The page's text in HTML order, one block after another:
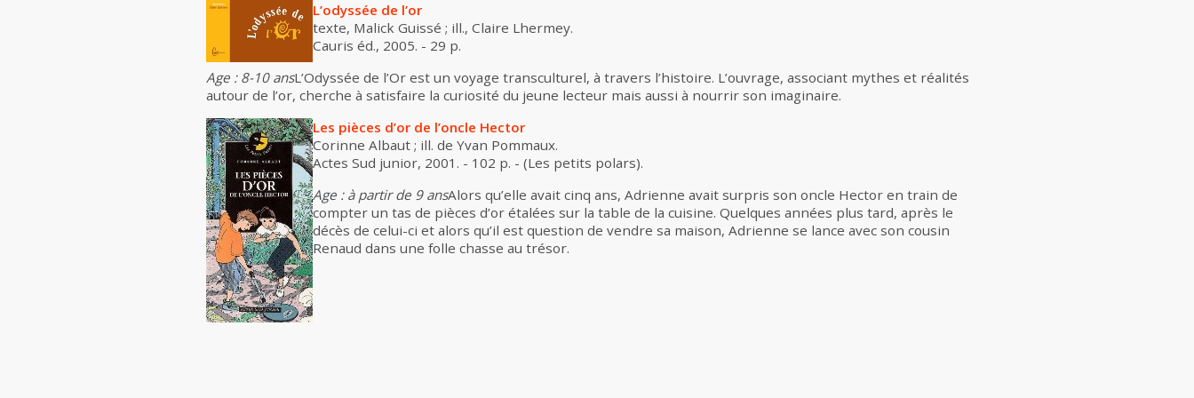
L’odyssée de l’or
texte, Malick Guissé ; ill., Claire Lhermey.
Cauris éd., 2005. - 29 p.
Age : 8-10 ansL’Odyssée de l’Or est un voyage transculturel, à travers l’histoire. L’ouvrage, associant mythes et réalités
autour de l’or, cherche à satisfaire la curiosité du jeune lecteur mais aussi à nourrir son imaginaire.
Les pièces d’or de l’oncle Hector
Corinne Albaut ; ill. de Yvan Pommaux.
Actes Sud junior, 2001. - 102 p. - (Les petits polars).
Age : à partir de 9 ansAlors qu’elle avait cinq ans, Adrienne avait surpris son oncle Hector en train de
compter un tas de pièces d’or étalées sur la table de la cuisine. Quelques années plus tard, après le
décès de celui-ci et alors qu’il est question de vendre sa maison, Adrienne se lance avec son cousin
Renaud dans une folle chasse au trésor.